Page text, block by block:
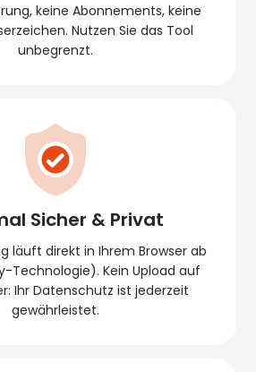
keine Abonnements, keine
Nutzen Sie das Tool
unbegrenzt.
Sicher & Privat
läuft direkt in Ihrem Browser ab
Technologie). Kein Upload auf
Ihr Datenschutz ist jederzeit
gewährleistet.